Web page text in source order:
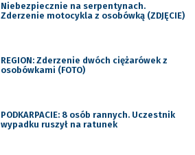
Niebezpiecznie na serpentynach.
Zderzenie motocykla z osobówką (ZDJĘCIE)
REGION: Zderzenie dwóch ciężarówek z
osobówkami (FOTO)
PODKARPACIE: 8 osób rannych. Uczestnik
wypadku ruszył na ratunek